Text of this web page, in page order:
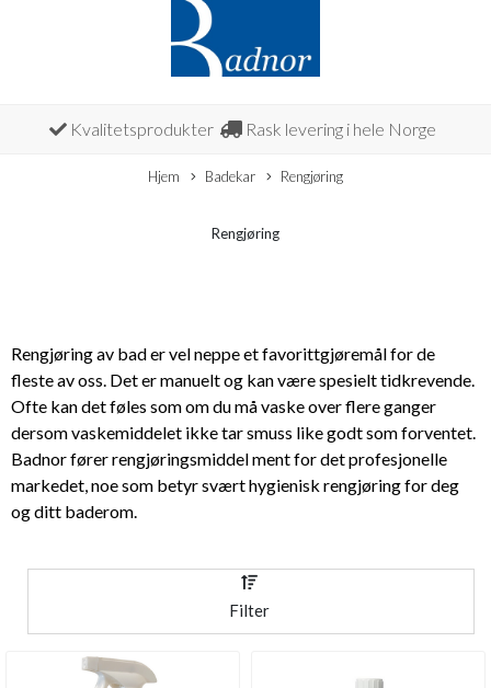
Kvalitetsprodukter Rask levering i hele Norge
Hjem Badekar Rengjøring
Rengjøring
Rengjøring av bad er vel neppe et favorittgjøremål for de
fleste av oss. Det er manuelt og kan være spesielt tidkrevende.
Ofte kan det føles som om du må vaske over flere ganger
dersom vaskemiddelet ikke tar smuss like godt som forventet.
Badnor fører rengjøringsmiddel ment for det profesjonelle
markedet, noe som betyr svært hygienisk rengjøring for deg
og ditt baderom.
Filter